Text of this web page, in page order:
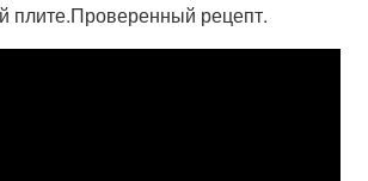
плите.Проверенный рецепт.